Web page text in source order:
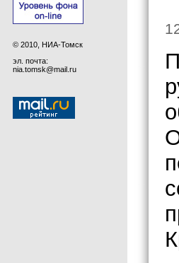
© 2010, НИА-Томск
эл. почта:
nia.tomsk@mail.ru